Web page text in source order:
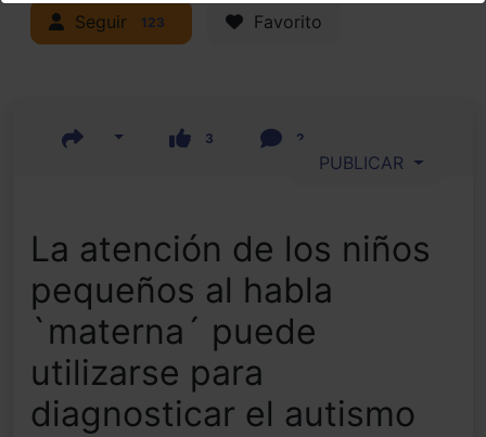
Seguir 123 Favorito
3 2
PUBLICAR
La atención de los niños
pequeños al habla
`materna´ puede
utilizarse para
diagnosticar el autismo